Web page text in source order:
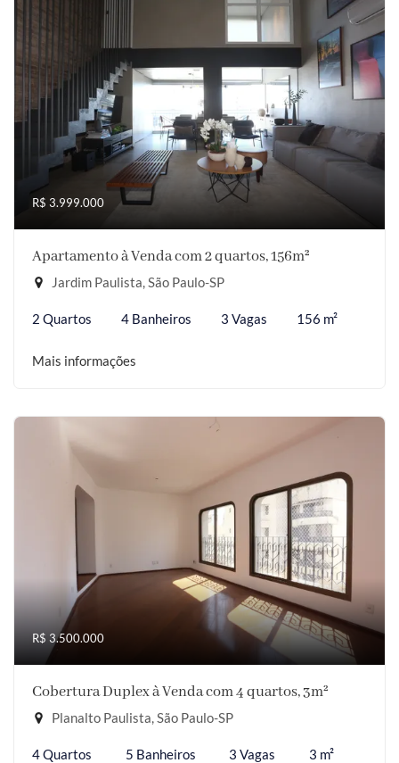
R$ 3.999.000
Apartamento à Venda com 2 quartos, 156m²
Jardim Paulista, São Paulo-SP
2 Quartos 4 Banheiros 3 Vagas 156 m²
Mais informações
R$ 3.500.000
Cobertura Duplex à Venda com 4 quartos, 3m²
Planalto Paulista, São Paulo-SP
4 Quartos 5 Banheiros 3 Vagas 3 m²